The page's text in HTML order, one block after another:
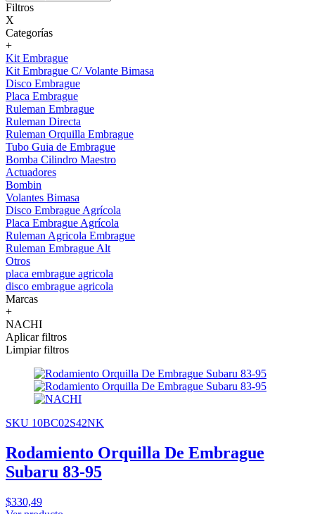
Filtros
X
Categorías
+
Kit Embrague
Kit Embrague C/ Volante Bimasa
Disco Embrague
Placa Embrague
Ruleman Embrague
Ruleman Directa
Ruleman Orquilla Embrague
Tubo Guia de Embrague
Bomba Cilindro Maestro
Actuadores
Bombin
Volantes Bimasa
Disco Embrague Agrícola
Placa Embrague Agrícola
Ruleman Agricola Embrague
Ruleman Embrague Alt
Otros
placa embrague agricola
disco embrague agricola
Marcas
+
NACHI
Aplicar filtros
Limpiar filtros
SKU 10BC02S42NK
Rodamiento Orquilla De Embrague
Subaru 83-95
$330,49